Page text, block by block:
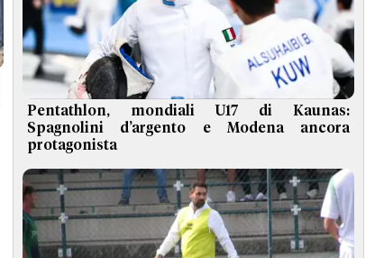
Pentathlon, mondiali U17 di Kaunas:
Spagnolini d’argento e Modena ancora
protagonista